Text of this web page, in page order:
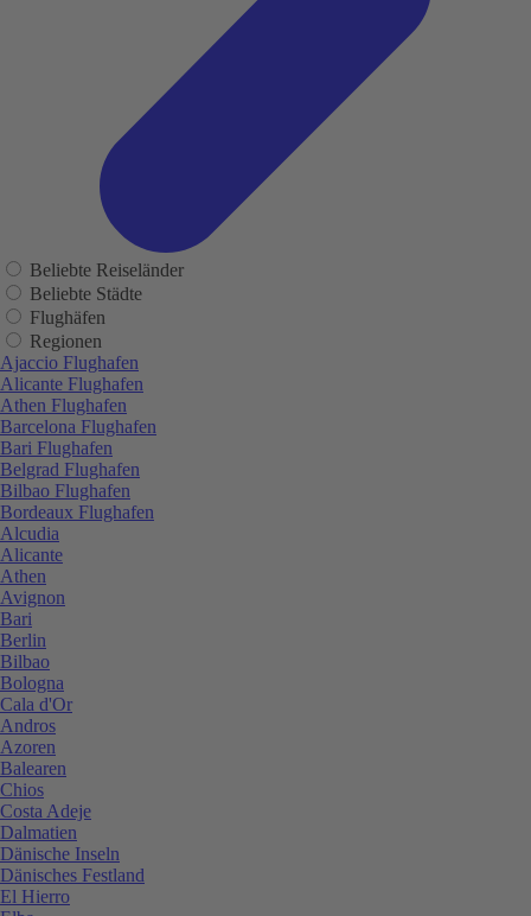
Beliebte Reiseländer
Beliebte Städte
Flughäfen
Regionen
Ajaccio Flughafen
Alicante Flughafen
Athen Flughafen
Barcelona Flughafen
Bari Flughafen
Belgrad Flughafen
Bilbao Flughafen
Bordeaux Flughafen
Alcudia
Alicante
Athen
Avignon
Bari
Berlin
Bilbao
Bologna
Cala d'Or
Andros
Azoren
Balearen
Chios
Costa Adeje
Dalmatien
Dänische Inseln
Dänisches Festland
El Hierro